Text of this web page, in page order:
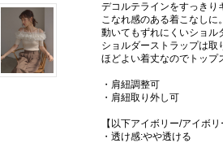
デコルテラインをすっきり
こなれ感のある着こなしに。
動いてもずれにくいショル
ショルダーストラップは取
ほどよい着丈なのでトップ
・肩紐調整可
・肩紐取り外し可
【以下アイボリー/アイボ
・透け感:やや透ける